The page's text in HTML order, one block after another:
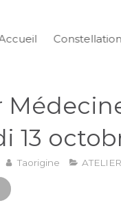
13
Taorigine ATELIER